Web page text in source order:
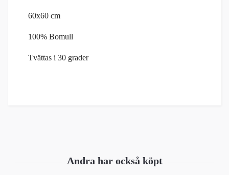
60x60 cm
100% Bomull
Tvättas i 30 grader